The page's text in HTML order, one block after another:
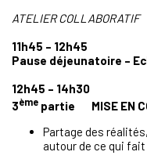
ATELIER COLLABORATIF
11h45 – 12h45
Pause déjeunatoire –
12h45 – 14h30
3ème partie MISE EN
Partage des
autour de ce qui